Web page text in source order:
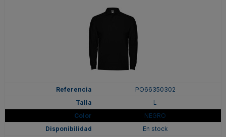
PO66350302
L
NEGRO
En stock